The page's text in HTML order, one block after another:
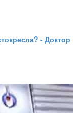
- Доктор